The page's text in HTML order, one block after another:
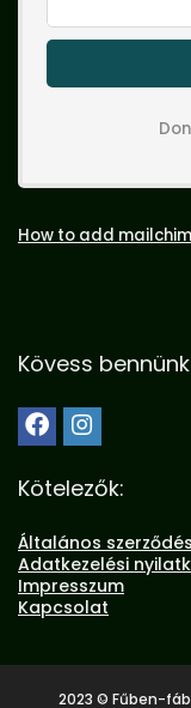
How to add
Kövess
Kötelezők:
Általános
Adatkezelési
Impresszum
Kapcsolat
2023 © Fűben-